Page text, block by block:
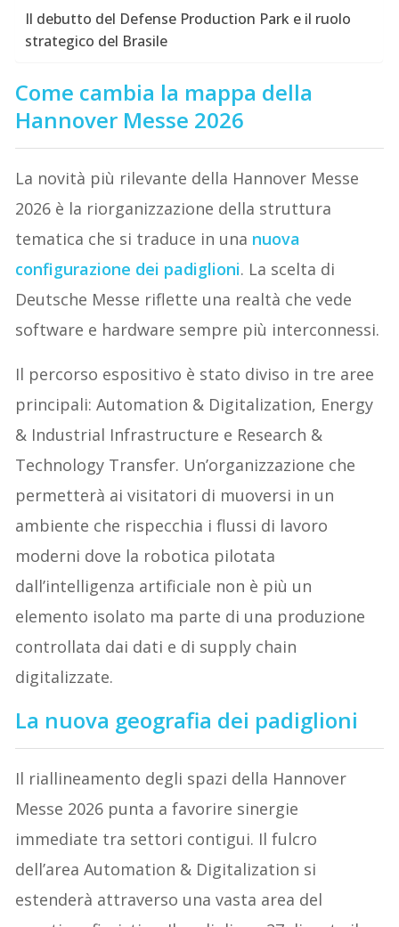
Il debutto del Defense Production Park e il ruolo
strategico del Brasile
Come cambia la mappa della
Hannover Messe 2026
La novità più rilevante della Hannover Messe
2026 è la riorganizzazione della struttura
tematica che si traduce in una nuova
configurazione dei padiglioni. La scelta di
Deutsche Messe riflette una realtà che vede
software e hardware sempre più interconnessi.
Il percorso espositivo è stato diviso in tre aree
principali: Automation & Digitalization, Energy
& Industrial Infrastructure e Research &
Technology Transfer. Un’organizzazione che
permetterà ai visitatori di muoversi in un
ambiente che rispecchia i flussi di lavoro
moderni dove la robotica pilotata
dall’intelligenza artificiale non è più un
elemento isolato ma parte di una produzione
controllata dai dati e di supply chain
digitalizzate.
La nuova geografia dei padiglioni
Il riallineamento degli spazi della Hannover
Messe 2026 punta a favorire sinergie
immediate tra settori contigui. Il fulcro
dell’area Automation & Digitalization si
estenderà attraverso una vasta area del